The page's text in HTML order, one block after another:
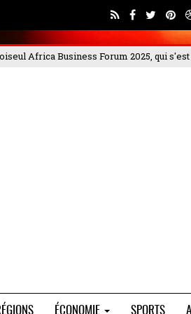
les 4 et PORTEO BTP met en
ÉCONOMIE SPORTS